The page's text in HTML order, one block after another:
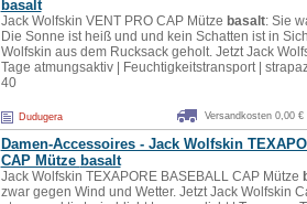
basalt
Jack Wolfskin VENT PRO CAP Mütze basalt: Sie
Die Sonne ist heiß und und kein Schatten ist in
Wolfskin aus dem Rucksack geholt. Jetzt Jack
Tage atmungsaktiv | Feuchtigkeitstransport |
40
Dudugera
Versandkosten 0,00 €
Damen-Accessoires - Jack Wolfskin
CAP Mütze basalt
Jack Wolfskin TEXAPORE BASEBALL CAP Mütze
zwar gegen Wind und Wetter. Jetzt Jack Wolfskin